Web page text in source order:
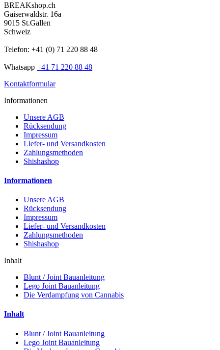
BREAKshop.ch
Gaiserwaldstr. 16a
9015 St.Gallen
Schweiz
Telefon: +41 (0) 71 220 88 48
Whatsapp +41 71 220 88 48
Kontaktformular
Informationen
Unsere AGB
Rücksendung
Impressum
Liefer- und Versandkosten
Zahlungsmethoden
Shishashop
Informationen
Unsere AGB
Rücksendung
Impressum
Liefer- und Versandkosten
Zahlungsmethoden
Shishashop
Inhalt
Blunt / Joint Bauanleitung
Lego Joint Bauanleitung
Die Verdampfung von Cannabis
Inhalt
Blunt / Joint Bauanleitung
Lego Joint Bauanleitung